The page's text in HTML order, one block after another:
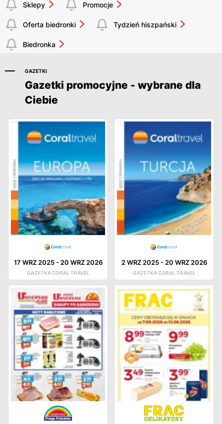
Sklepy Promocje
Oferta biedronki Tydzień hiszpański
Biedronka
GAZETKI
Gazetki promocyjne - wybrane dla
Ciebie
17 WRZ 2025- 20 WRZ 2026
GAZETKA CORAL TRAVEL
2 WRZ 2025- 20 WRZ 2026
GAZETKA CORAL TRAVEL